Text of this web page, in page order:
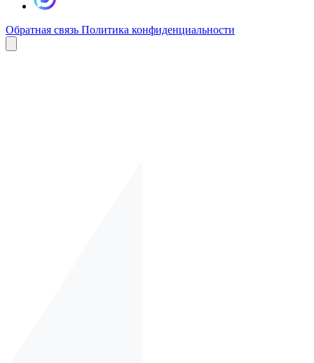
Обратная связь Политика конфиденциальности